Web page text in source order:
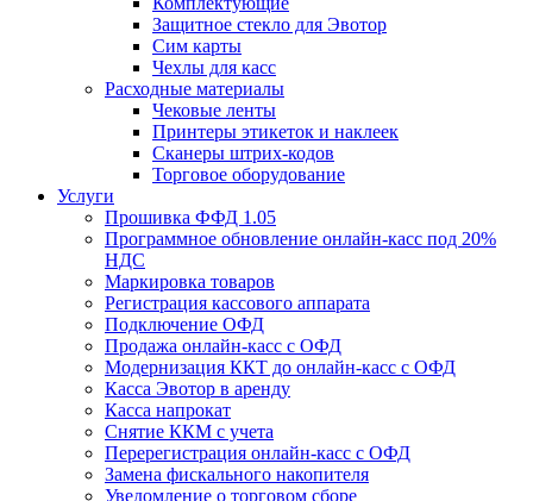
Защитное стекло для Эвотор
Сим карты
Чехлы для касс
Расходные материалы
Чековые ленты
Принтеры этикеток и наклеек
Сканеры штрих-кодов
Торговое оборудование
Услуги
Прошивка ФФД 1.05
Программное обновление онлайн-касс под 20%
НДС
Маркировка товаров
Регистрация кассового аппарата
Подключение ОФД
Продажа онлайн-касс с ОФД
Модернизация ККТ до онлайн-касс с ОФД
Касса Эвотор в аренду
Касса напрокат
Снятие ККМ с учета
Перерегистрация онлайн-касс с ОФД
Замена фискального накопителя
Уведомление о торговом сборе